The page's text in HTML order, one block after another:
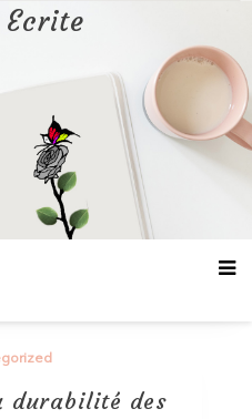
durabilité des